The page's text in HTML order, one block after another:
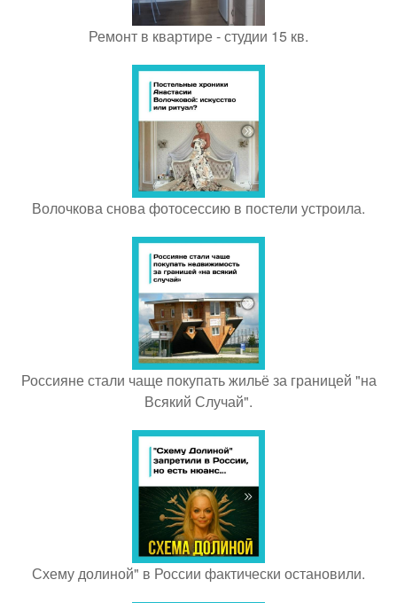
Ремoнт в квартире - студии 15 кв.
Волочкова снова фотосессию в постели устроила.
Россияне стали чаще покупать жильё за границей "на
Всякий Случай".
Схему долиной" в России фактически остановили.